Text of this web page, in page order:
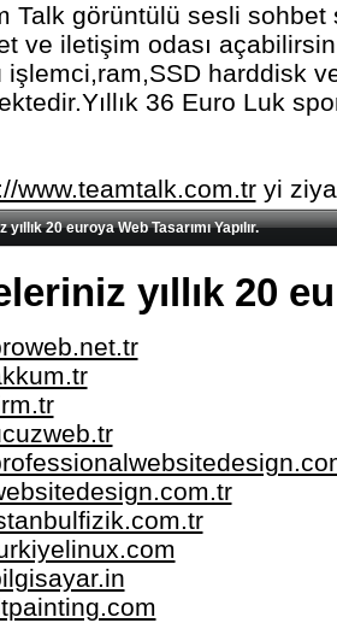
Talk görüntülü sesli
ve iletişim odası
işlemci,ram,SSD harddisk
36 Euro Luk
www.teamtalk.com.tryi
20 euroya Web Tasarımı Yapılır.
yıllık 20